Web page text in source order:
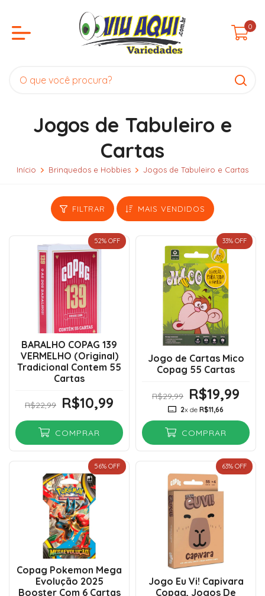
0
Jogos de Tabuleiro e
Cartas
Início Brinquedos e Hobbies Jogos de Tabuleiro e Cartas
FILTRAR MAIS VENDIDOS
52% OFF
BARALHO COPAG 139
VERMELHO (Original)
Tradicional Contem 55
Cartas
R$22,99 R$10,99
COMPRAR
33% OFF
Jogo de Cartas Mico
Copag 55 Cartas
R$29,99 R$19,99
2x de R$11,66
COMPRAR
56% OFF
Copag Pokemon Mega
Evolução 2025
Booster Com 6 Cartas
63% OFF
Jogo Eu Vi! Capivara
Copag, Jogos De